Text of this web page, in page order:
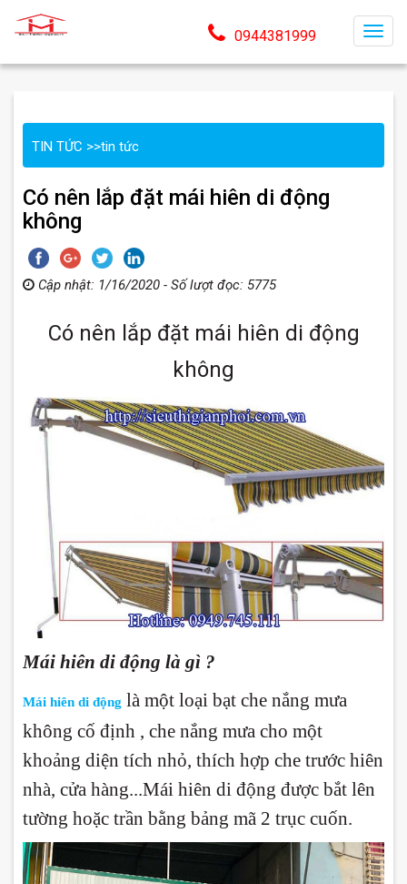
T
l
n
0944381999
TIN TỨC >>tin tức
Có nên lắp đặt mái hiên di động
không
Cập nhật: 1/16/2020 - Số lượt đọc: 5775
Có nên lắp đặt mái hiên di động
không
Mái hiên di động là gì ?
Mái hiên di động là một loại bạt che nắng mưa
không cố định , che nắng mưa cho một
khoảng diện tích nhỏ, thích hợp che trước hiên
nhà, cửa hàng...Mái hiên di động được bắt lên
tường hoặc trần bằng bảng mã 2 trục cuốn.